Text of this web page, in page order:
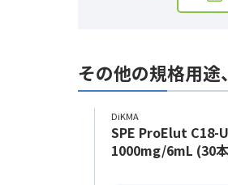
その他の規格用途
DiKMA
SPE ProElut C18-U
1000mg/6mL (30